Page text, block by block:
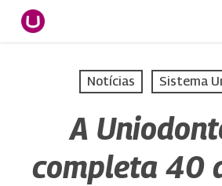
Pular
para
Notícias Sistema
A
completa 40